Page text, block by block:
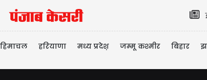
हिमाचल हरियाणा मध्य प्रदेश़ जम्मू कश्मीर बिहार